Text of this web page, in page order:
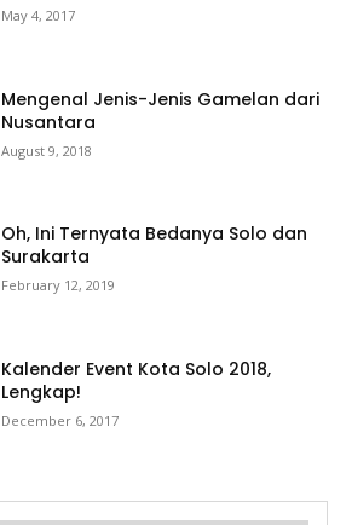
May 4, 2017
Mengenal Jenis-Jenis Gamelan dari
Nusantara
August 9, 2018
Oh, Ini Ternyata Bedanya Solo dan
Surakarta
February 12, 2019
Kalender Event Kota Solo 2018,
Lengkap!
December 6, 2017